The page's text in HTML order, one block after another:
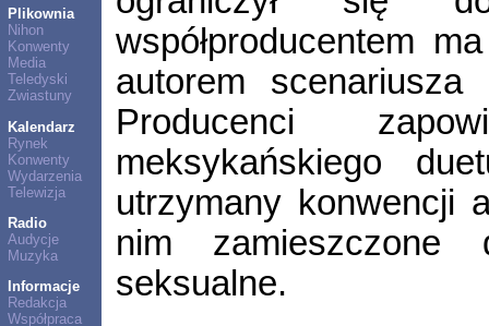
Plikownia
Nihon
Konwenty
Media
Teledyski
Zwiastuny
Kalendarz
Rynek
Konwenty
Wydarzenia
Telewizja
Radio
Audycje
Muzyka
Informacje
Redakcja
Współpraca
współproducentem
autorem
Producenci
meksykańskiego
utrzymany konwencji
nim zamieszczone
seksualne.